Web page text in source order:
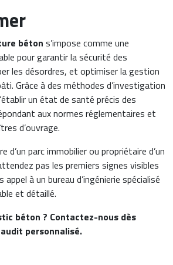
béton s’impose comme une
pour garantir la sécurité des
les désordres, et optimiser la gestion
Grâce à des méthodes d’investigation
un état de santé précis des
aux normes réglementaires et
d’ouvrage.
d’un parc immobilier ou propriétaire d’un
pas les premiers signes visibles
à un bureau d’ingénierie spécialisé
et détaillé.
béton ? Contactez-nous dès
personnalisé.